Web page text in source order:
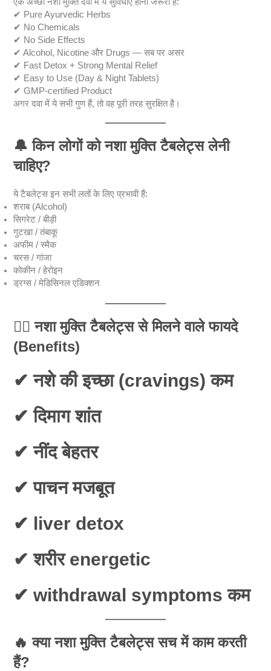
✔ Pure Ayurvedic Herbs
✔ No Chemicals
✔ No Side Effects
✔ Alcohol, Nicotine और Drugs — सब पर असर
✔ Fast Detox + Strong Mental Relief
✔ Easy to Use (Day & Night Tablets)
✔ GMP-certified Product
अगर दवा में ये सभी गुण हैं, तो वह पूरी तरह सुरक्षित है।
🔔किन लोगों को नशा मुक्ति टैबलेट्स लेनी
चाहिए?
ये टैबलेट्स इन सभी लतों के लिए प्रभावी हैं:
शराब (Alcohol)
सिगरेट / बीड़ी
गुटखा / तंबाकू
अफीम / स्मैक
चरस / गांजा
कोकीन / हेरोइन
ड्रग्स / मेडिसिनल एडिक्शन
🧘‍♂️नशा मुक्ति टैबलेट्स से मिलने वाले फायदे
(Benefits)
✔ नशे की इच्छा (cravings) कम
✔ दिमाग शांत
✔ नींद बेहतर
✔ पाचन मजबूत
✔ liver detox
✔ शरीर energetic
✔ withdrawal symptoms कम
🔥क्या नशा मुक्ति टैबलेट्स सच में काम करती
हैं?